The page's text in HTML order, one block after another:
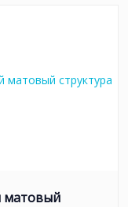
матовый